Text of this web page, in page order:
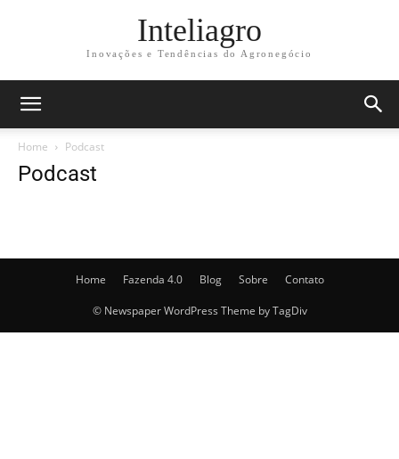
Inteliagro
Inovações e Tendências do Agronegócio
Home Podcast
Podcast
Home Fazenda 4.0 Blog Sobre Contato
© Newspaper WordPress Theme by TagDiv